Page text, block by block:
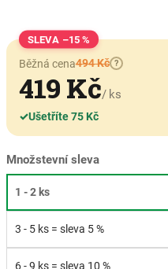
Množstevní sleva
1 - 2 ks
3 - 5 ks = sleva 5 %
6 - 9 ks = sleva 10 %
–15 %
Běžná cena494 Kč ?
419 Kč/ ks
✓Ušetříte 75 Kč